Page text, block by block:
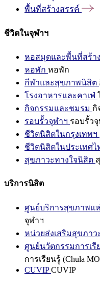
พื้นที่สร้างสรรค์
ชีวิตในจุฬาฯ
หอสมุดและพื้นที่สร้า
หอพัก หอพัก
กีฬาและสุขภาพนิสิต
โรงอาหารและคาเฟ่
กิจกรรมและชมรม กิ
รอบรั้วจุฬาฯ รอบรั้ว
ชีวิตนิสิตในกรุงเทพฯ
ชีวิตนิสิตในประเทศไ
สุขภาวะทางใจนิสิต
บริการนิสิต
ศูนย์บริการสุขภาพแ
จุฬาฯ
หน่วยส่งเสริมสุขภาว
ศูนย์นวัตกรรมการเรี
การเรียนรู้ (Chula
CUVIPCUVIP